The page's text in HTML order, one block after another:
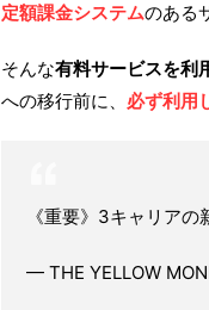
定額課金システムのある
そんな有料サービスを利
への移行前に、 必ず利用
《重要》3キャリア
— THE YELLOW